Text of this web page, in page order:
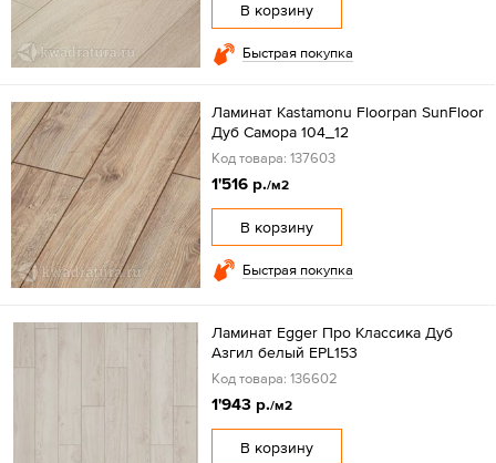
В корзину
Быстрая покупка
Ламинат Kastamonu Floorpan SunFloor
Дуб Самора 104_12
Код товара: 137603
1'516 р./м2
В корзину
Быстрая покупка
Ламинат Egger Про Классика Дуб
Азгил белый EPL153
Код товара: 136602
1'943 р./м2
В корзину